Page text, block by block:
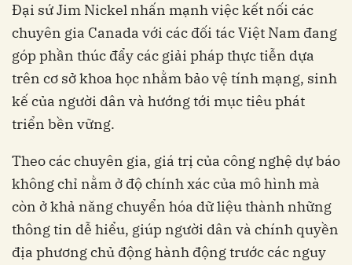
Đại sứ Jim Nickel nhấn mạnh việc kết nối các
chuyên gia Canada với các đối tác Việt Nam đang
góp phần thúc đẩy các giải pháp thực tiễn dựa
trên cơ sở khoa học nhằm bảo vệ tính mạng, sinh
kế của người dân và hướng tới mục tiêu phát
triển bền vững.
Theo các chuyên gia, giá trị của công nghệ dự báo
không chỉ nằm ở độ chính xác của mô hình mà
còn ở khả năng chuyển hóa dữ liệu thành những
thông tin dễ hiểu, giúp người dân và chính quyền
địa phương chủ động hành động trước các nguy